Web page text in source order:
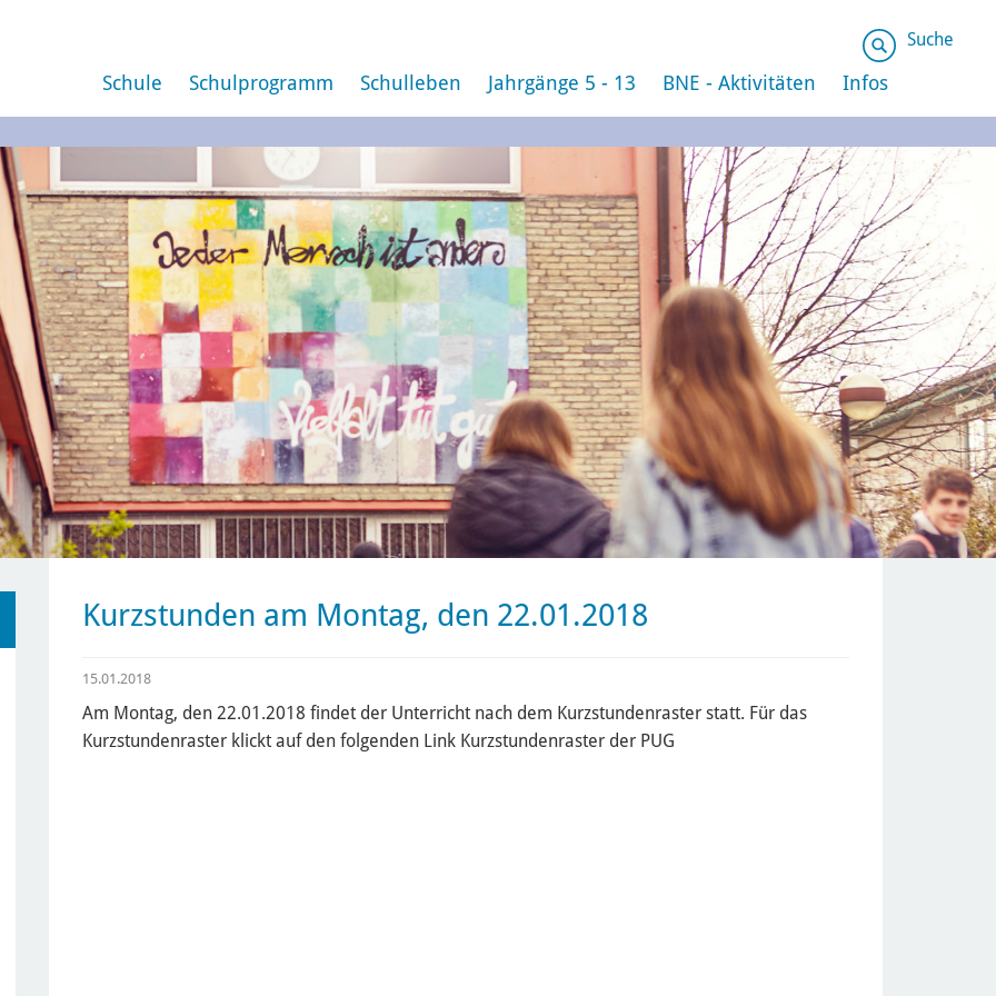
Schule Schulprogramm Schulleben Jahrgänge 5 - 13 BNE - Aktivitäten Infos
Suche
Kurzstunden am Montag, den 22.01.2018
15.01.2018
Am Montag, den 22.01.2018 findet der Unterricht nach dem Kurzstundenraster statt. Für das
Kurzstundenraster klickt auf den folgenden Link Kurzstundenraster der PUG